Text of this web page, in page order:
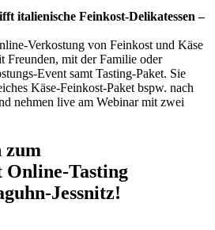
italienische Feinkost-Delikatessen –
Verkostung von Feinkost und Käse
Freunden, mit der Familie oder
Event samt Tasting-Paket. Sie
Käse-Feinkost-Paket bspw. nach
nehmen live am Webinar mit zwei
zum
Online-Tasting
Jessnitz!